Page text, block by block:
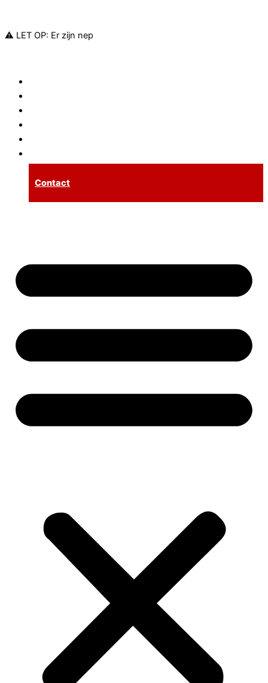
⚠️ LET OP: Er zijn nep
Contact